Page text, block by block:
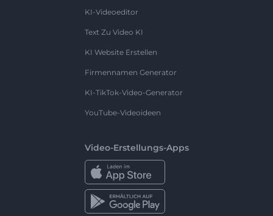
KI-Videoeditor
Text Zu Video KI
KI Website Erstellen
Firmennamen Generator
KI-TikTok-Video-Generator
YouTube-Videoideen
Video-Erstellungs-Apps